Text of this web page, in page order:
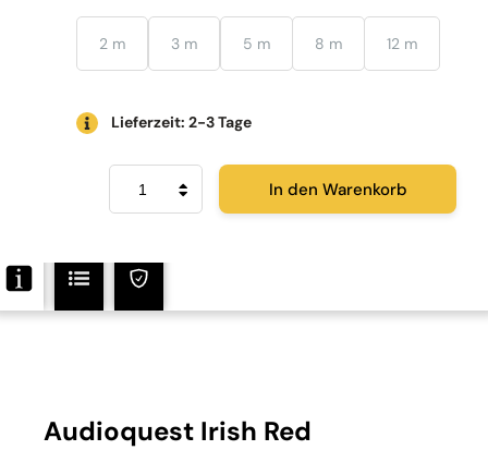
2 m 3 m 5 m 8 m 12 m
Lieferzeit: 2-3 Tage
Audioquest
Red
In den Warenkorb
Audioquest Irish Red